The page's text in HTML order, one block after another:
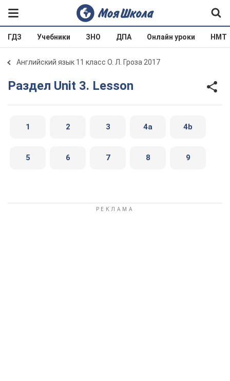
ГДЗ Учебники ЗНО ДПА Онлайн уроки НМТ
Английский язык 11 класс О. Л. Гроза 2017
Раздел Unit 3. Lesson
1 2 3 4a 4b
5 6 7 8 9